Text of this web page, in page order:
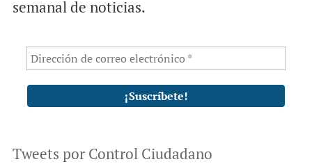
semanal de noticias.
Tweets por Control Ciudadano